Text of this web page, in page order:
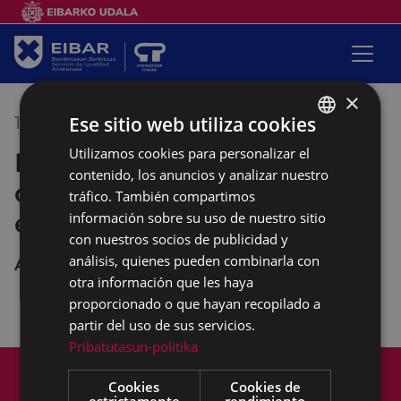
18/10/2022 10:00 -12:00
Empalabramiento: clases de
castellano con perspectiva
empoderante
Andretxea
Mapa del Sitio
Política de cookies
Contacto
BASQUE
SPANISH
×
Ese sitio web utiliza cookies
Utilizamos cookies para personalizar el
contenido, los anuncios y analizar nuestro
tráfico. También compartimos
información sobre su uso de nuestro sitio
con nuestros socios de publicidad y
análisis, quienes pueden combinarla con
otra información que les haya
proporcionado o que hayan recopilado a
partir del uso de sus servicios.
Pribatutasun-politika
Cookies
Cookies de